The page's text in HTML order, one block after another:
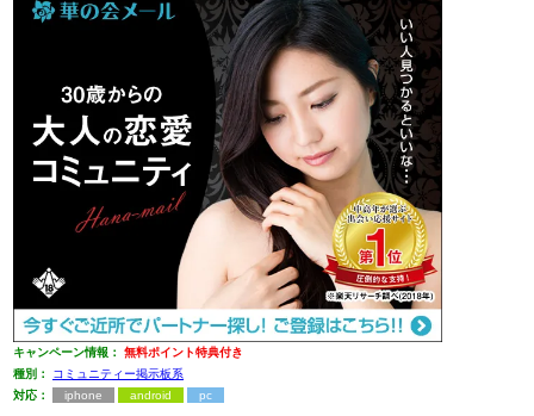
キャンペーン情報：
無料ポイント特典付き
種別：
コミュニティー掲示板系
対応：
iphone android pc